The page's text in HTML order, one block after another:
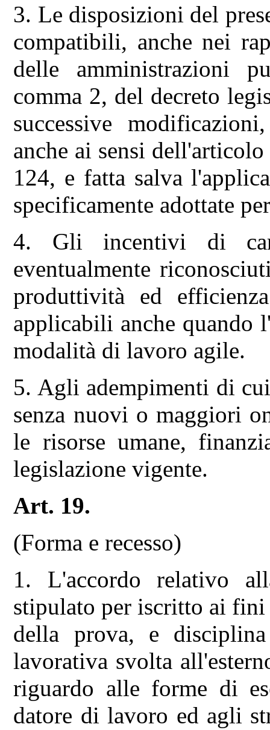
3. Le disposizioni del
compatibili, anche nei
delle amministrazioni
comma 2, del decreto
successive
anche ai sensi
124, e fatta salva
specificamente adottate
4. Gli incentivi di
eventualmente
produttività ed
applicabili anche quando
modalità di lavoro agile.
5. Agli adempimenti di
senza nuovi o maggiori
le risorse umane,
legislazione vigente.
Art. 19.
(Forma e recesso)
1. L'accordo relativo
stipulato per iscritto ai
della prova, e disciplina
lavorativa svolta
riguardo alle forme di
datore di lavoro ed agli